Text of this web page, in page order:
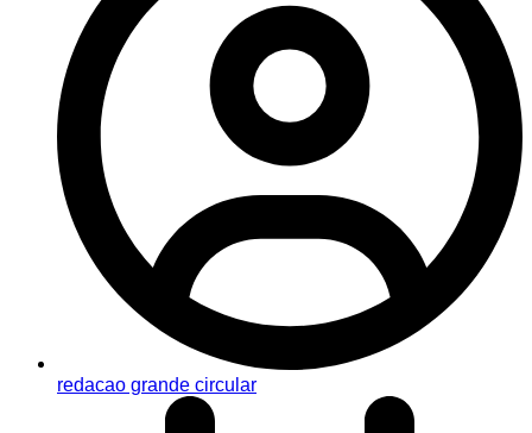
redacao grande circular